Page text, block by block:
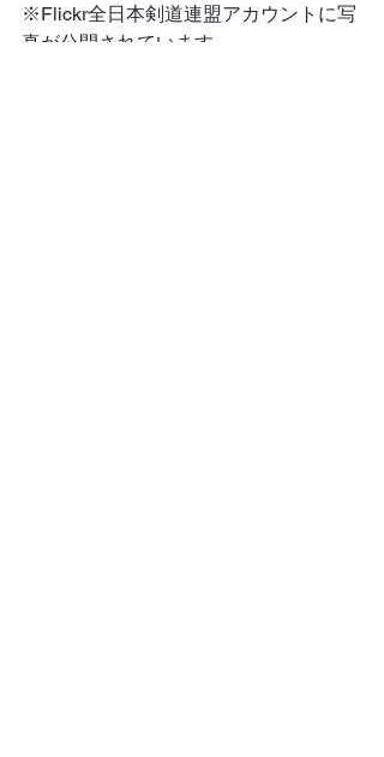
※Flickr全日本剣道連盟アカウントに写
真が公開されています。